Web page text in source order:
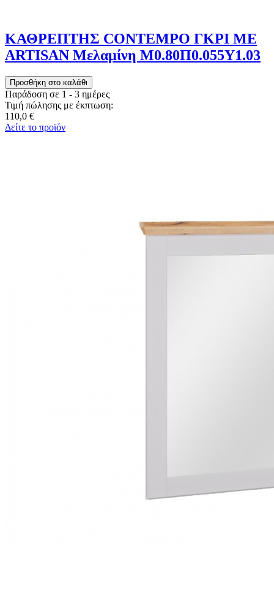
ΚΑΘΡΕΠΤΗΣ CONTEMPO ΓΚΡΙ ΜΕ
ARTISAN Μελαμίνη Μ0.80Π0.055Υ1.03
Παράδοση σε 1 - 3 ημέρες
Τιμή πώλησης με έκπτωση:
110,0 €
Δείτε το προϊόν